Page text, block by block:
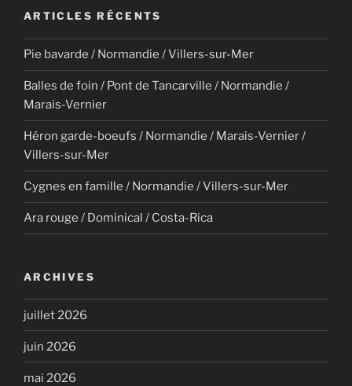
ARTICLES RÉCENTS
Pie bavarde / Normandie / Villers-sur-Mer
Balles de foin / Pont de Tancarville / Normandie /
Marais-Vernier
Héron garde-boeufs / Normandie / Marais-Vernier /
Villers-sur-Mer
Cygnes en famille / Normandie / Villers-sur-Mer
Ara rouge / Dominical / Costa-Rica
ARCHIVES
juillet 2026
juin 2026
mai 2026